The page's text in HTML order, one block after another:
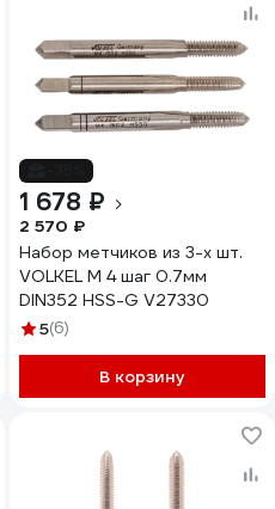
1 678 ₽
2 570 ₽
Набор метчиков из 3-х шт.
VOLKEL М 4 шаг 0.7мм
DIN352 HSS-G V27330
5(6)
В корзину